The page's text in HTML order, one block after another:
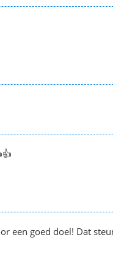
een goed doel! Dat